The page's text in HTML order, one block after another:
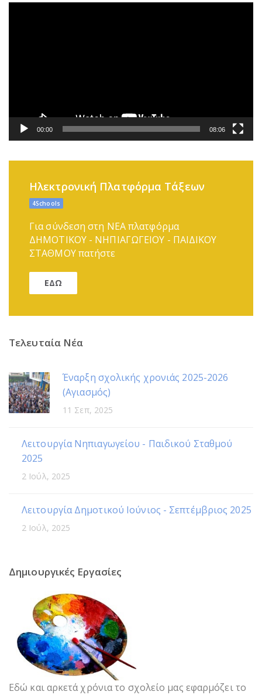
00:00 08:06
Ηλεκτρονική Πλατφόρμα Τάξεων
4Schools
Για σύνδεση στη ΝΕΑ πλατφόρμα
ΔΗΜΟΤΙΚΟΥ - ΝΗΠΙΑΓΩΓΕΙΟΥ - ΠΑΙΔΙΚΟΥ
ΣΤΑΘΜΟΥ πατήστε
ΕΔΩ
Τελευταία Νέα
Έναρξη σχολικής χρονιάς 2025-2026
(Αγιασμός)
11 Σεπ, 2025
Λειτουργία Νηπιαγωγείου - Παιδικού Σταθμού
2025
2 Ιούλ, 2025
Λειτουργία Δημοτικού Ιούνιος - Σεπτέμβριος 2025
2 Ιούλ, 2025
Δημιουργικές Εργασίες
Εδώ και αρκετά χρόνια το σχολείο μας εφαρμόζει το